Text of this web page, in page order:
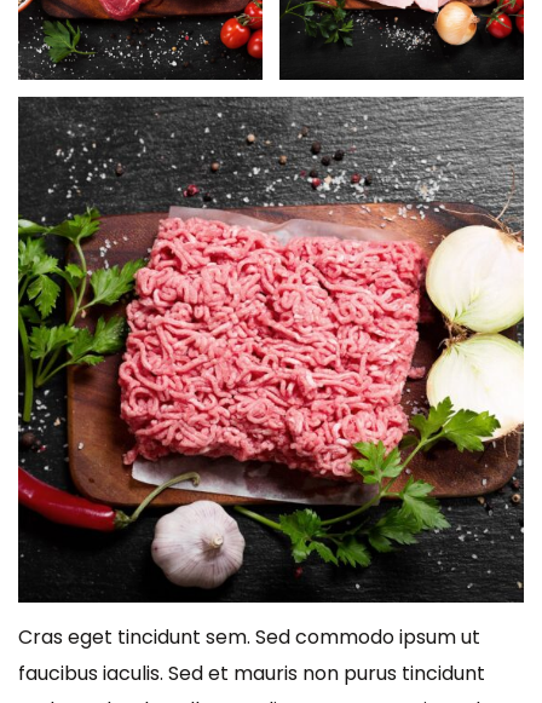
Cras eget tincidunt sem. Sed commodo ipsum ut
faucibus iaculis. Sed et mauris non purus tincidunt